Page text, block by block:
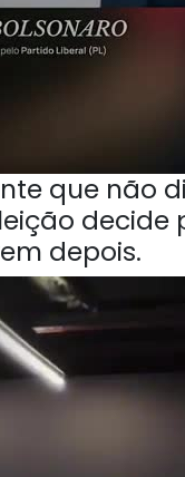
que não
decide
depois.